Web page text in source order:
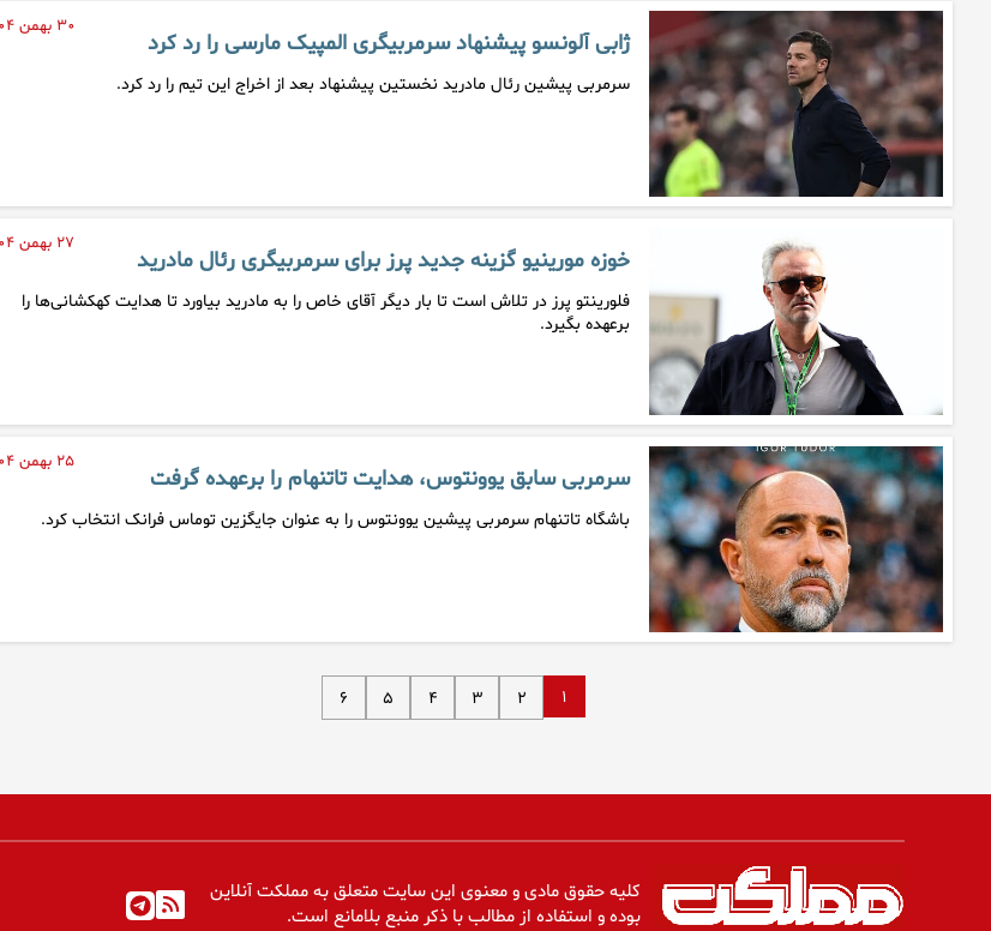
۳۰ بهمن ۱۴۰۴
ژابی آلونسو پیشنهاد سرمربیگری المپیک مارسی را رد کرد
سرمربی پیشین رئال مادرید نخستین پیشنهاد بعد از اخراج این تیم را رد کرد.
۲۷ بهمن ۱۴۰۴
خوزه مورینیو گزینه جدید پرز برای سرمربیگری رئال مادرید
فلورینتو پرز در تلاش است تا بار دیگر آقای خاص را به مادرید بیاورد تا هدایت کهکشانی‌ها را
برعهده بگیرد.
۲۵ بهمن ۱۴۰۴
سرمربی سابق یوونتوس، هدایت تاتنهام را برعهده گرفت
باشگاه تاتنهام سرمربی پیشین یوونتوس را به عنوان جایگزین توماس فرانک انتخاب کرد.
۱ ۲ ۳ ۴ ۵ ۶
کلیه حقوق مادی و معنوی این سایت متعلق به مملکت آنلاین
بوده و استفاده از مطالب با ذکر منبع بلامانع است.